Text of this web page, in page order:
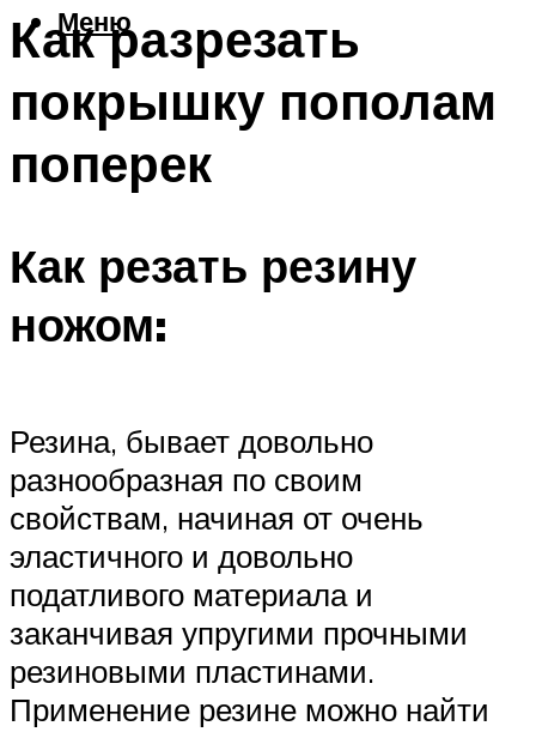
Меню
Как разрезать
покрышку пополам
поперек
Как резать резину
ножом:
Резина, бывает довольно
разнообразная по своим
свойствам, начиная от очень
эластичного и довольно
податливого материала и
заканчивая упругими прочными
резиновыми пластинами.
Применение резине можно найти